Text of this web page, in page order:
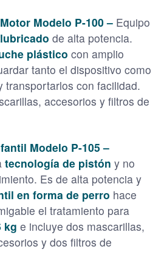
Modelo P-100 – Equipo
de alta potencia.
plástico con amplio
tanto el dispositivo como
transportarlos con facilidad.
accesorios y filtros de
Modelo P-105 –
tecnología de pistón y no
Es de alta potencia y
en forma de perro hace
el tratamiento para
kg e incluye dos mascarillas,
y dos filtros de